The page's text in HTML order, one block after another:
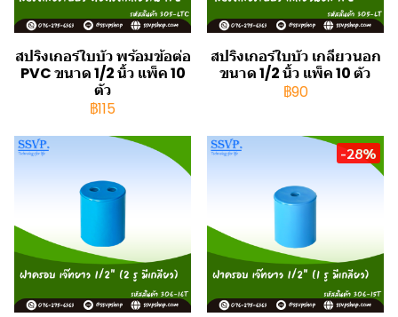
สปริงเกอร์ใบบัว พร้อมข้อต่อ
PVC ขนาด 1/2 นิ้ว แพ็ค 10
ตัว
฿115
สปริงเกอร์ใบบัว เกลียวนอก
ขนาด 1/2 นิ้ว แพ็ค 10 ตัว
฿90
-28%